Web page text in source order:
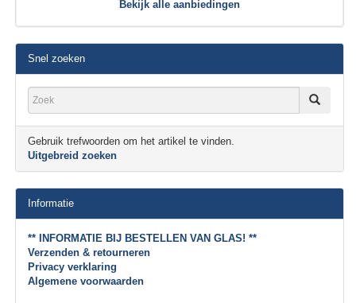
Bekijk alle aanbiedingen
Snel zoeken
Gebruik trefwoorden om het artikel te vinden.
Uitgebreid zoeken
Informatie
** INFORMATIE BIJ BESTELLEN VAN GLAS! **
Verzenden & retourneren
Privacy verklaring
Algemene voorwaarden